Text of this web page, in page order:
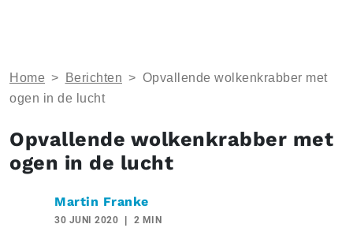
Home > Berichten > Opvallende wolkenkrabber met
ogen in de lucht
Opvallende wolkenkrabber met
ogen in de lucht
Martin Franke
30 JUNI 2020 2 MIN